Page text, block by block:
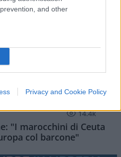
and other
Privacy and Cookie Policy
14.4k
"I marocchini di Ceuta
col barcone"